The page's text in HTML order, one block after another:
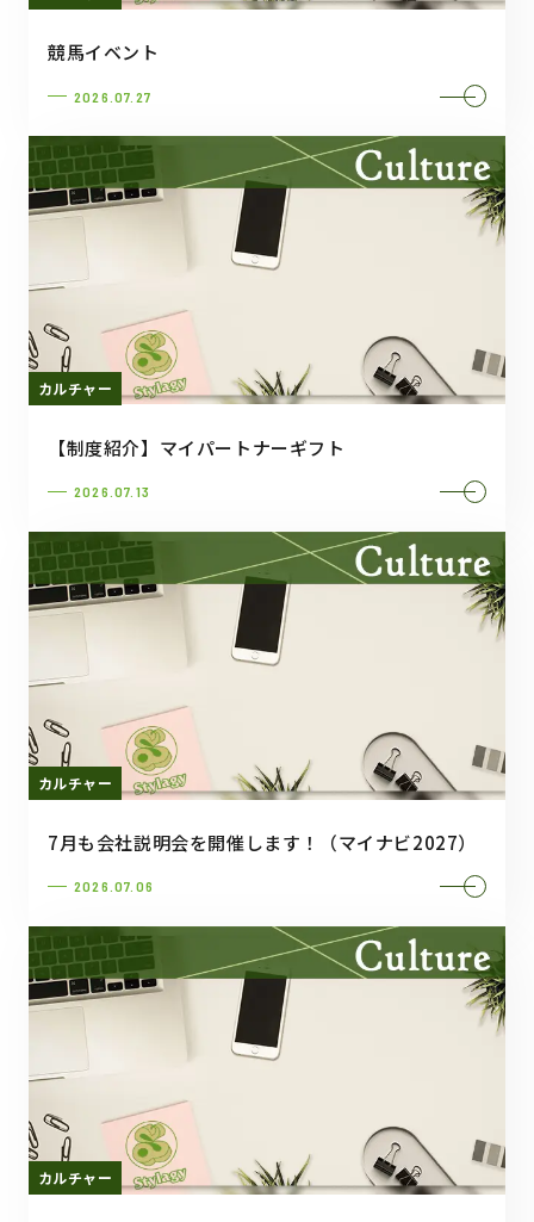
競馬イベント
2026.07.27
カルチャー
【制度紹介】マイパートナーギフト
2026.07.13
カルチャー
7月も会社説明会を開催します！（マイナビ2027）
2026.07.06
カルチャー